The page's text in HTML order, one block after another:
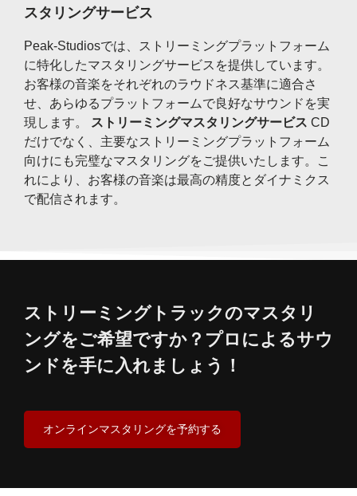
スタリングサービス
Peak-Studiosでは、ストリーミングプラットフォーム
に特化したマスタリングサービスを提供しています。
お客様の音楽をそれぞれのラウドネス基準に適合さ
せ、あらゆるプラットフォームで良好なサウンドを実
現します。
ストリーミングマスタリングサービス CD
だけでなく、主要なストリーミングプラットフォーム
向けにも完璧なマスタリングをご提供いたします。こ
れにより、お客様の音楽は最高の精度とダイナミクス
で配信されます。
ストリーミングトラックのマスタリ
ングをご希望ですか？プロによるサウ
ンドを手に入れましょう！
オンラインマスタリングを予約する